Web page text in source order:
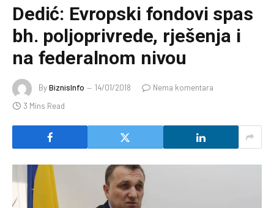
Dedić: Evropski fondovi spas
bh. poljoprivrede, rješenja i
na federalnom nivou
ByBiznisInfo 14/01/2018
Nema komentara
3 Mins Read